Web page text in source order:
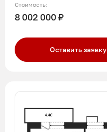
Стоимость:
8 002 000 ₽
Оставить заявку